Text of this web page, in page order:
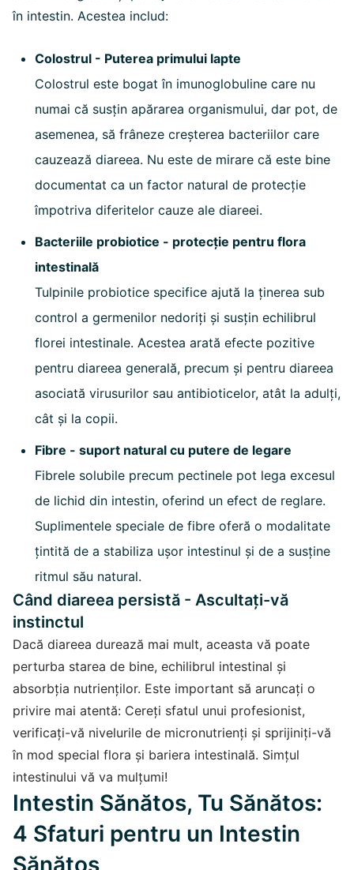
în intestin. Acestea includ:
Colostrul - Puterea primului lapte
Colostrul este bogat în imunoglobuline care nu
numai că susțin apărarea organismului, dar pot, de
asemenea, să frâneze creșterea bacteriilor care
cauzează diareea. Nu este de mirare că este bine
documentat ca un factor natural de protecție
împotriva diferitelor cauze ale diareei.
Bacteriile probiotice - protecție pentru flora
intestinală
Tulpinile probiotice specifice ajută la ținerea sub
control a germenilor nedoriți și susțin echilibrul
florei intestinale. Acestea arată efecte pozitive
pentru diareea generală, precum și pentru diareea
asociată virusurilor sau antibioticelor, atât la adulți,
cât și la copii.
Fibre - suport natural cu putere de legare
Fibrele solubile precum pectinele pot lega excesul
de lichid din intestin, oferind un efect de reglare.
Suplimentele speciale de fibre oferă o modalitate
țintită de a stabiliza ușor intestinul și de a susține
ritmul său natural.
Când diareea persistă - Ascultați-vă
instinctul
Dacă diareea durează mai mult, aceasta vă poate
perturba starea de bine, echilibrul intestinal și
absorbția nutrienților. Este important să aruncați o
privire mai atentă: Cereți sfatul unui profesionist,
verificați-vă nivelurile de micronutrienți și sprijiniți-vă
în mod special flora și bariera intestinală. Simțul
intestinului vă va mulțumi!
Intestin Sănătos, Tu Sănătos:
4 Sfaturi pentru un Intestin
Sănătos